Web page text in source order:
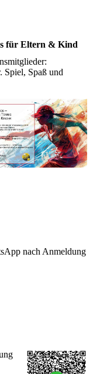
für Eltern & Kind
Spiel, Spaß und
nach Anmeldung